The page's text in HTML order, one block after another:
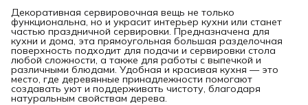
Декоративная сервировочная вещь не только
функциональна, но и украсит интерьер кухни или станет
частью праздничной сервировки. Предназначена для
кухни и дома, эта прямоугольная большая разделочная
поверхность подходит для подачи и сервировки стола
любой сложности, а также для работы с выпечкой и
различными блюдами. Удобная и красивая кухня — это
место, где деревянные принадлежности помогают
создавать уют и поддерживать чистоту, благодаря
натуральным свойствам дерева.